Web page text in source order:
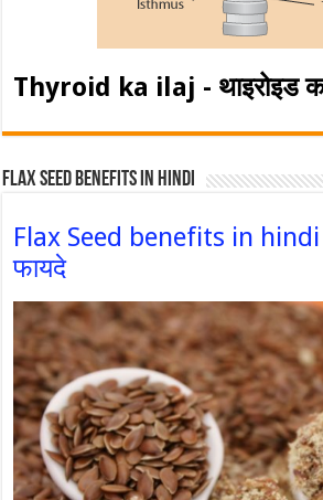
Thyroid ka ilaj - थाइरोइड
Flax Seed Benefits in hindi
Flax Seed benefits in
फायदे